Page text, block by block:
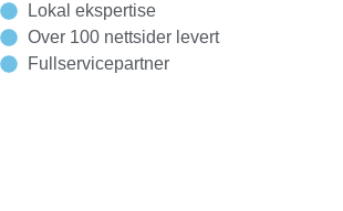
Lokal ekspertise
Over 100 nettsider levert
Fullservicepartner